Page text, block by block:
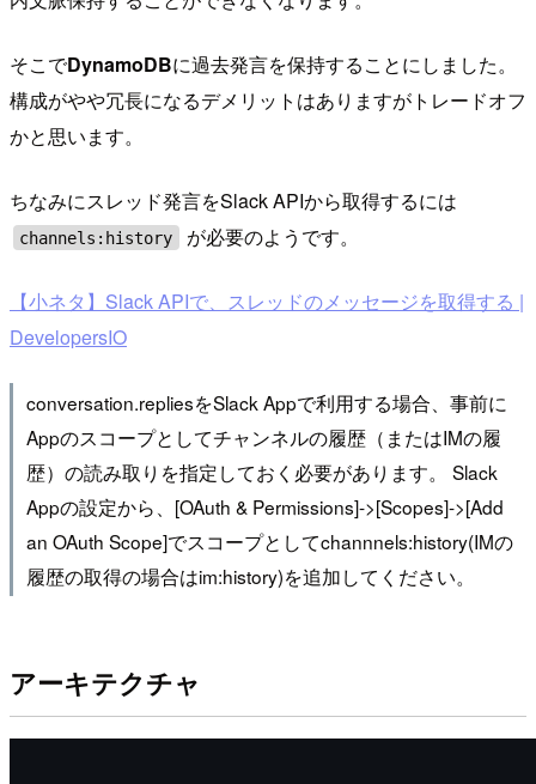
そこでDynamoDBに過去発言を保持することにしました。
構成がやや冗長になるデメリットはありますがトレードオフ
かと思います。
ちなみにスレッド発言をSlack APIから取得するには
channels:history が必要のようです。
【小ネタ】Slack APIで、スレッドのメッセージを取得する |
DevelopersIO
conversation.repliesをSlack Appで利用する場合、事前に
Appのスコープとしてチャンネルの履歴（またはIMの履
歴）の読み取りを指定しておく必要があります。 Slack
Appの設定から、[OAuth & Permissions]->[Scopes]->[Add
an OAuth Scope]でスコープとしてchannnels:history(IMの
履歴の取得の場合はim:history)を追加してください。
アーキテクチャ